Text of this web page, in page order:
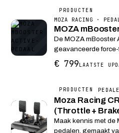
PRODUCTEN
MOZA RACING ·
MOZA
De MOZA mBooster
geavanceerde
200KG sensoren en
voor ultiem
€ 799LAATSTE
PRODUCTEN
Moza Racing
(Throttle +
Maak kennis met de
pedalen, gemaakt